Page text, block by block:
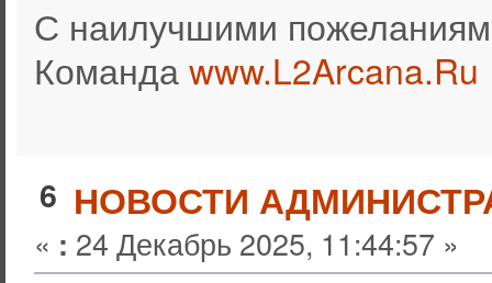
С наилучшими
Команда www.L2Arcana.Ru
6 НОВОСТИ
« : 24 Декабрь 2025, 11:44:57 »